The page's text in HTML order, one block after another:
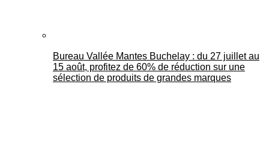
Bureau Vallée Mantes Buchelay : du 27 juillet au
15 août, profitez de 60% de réduction sur une
sélection de produits de grandes marques